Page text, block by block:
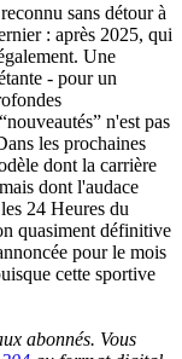
sans détour à
: après 2025, qui
Une
- pour un
n'est pas
les prochaines
dont la carrière
dont l'audace
24 Heures du
quasiment définitive
pour le mois
cette sportive
abonnés. Vous